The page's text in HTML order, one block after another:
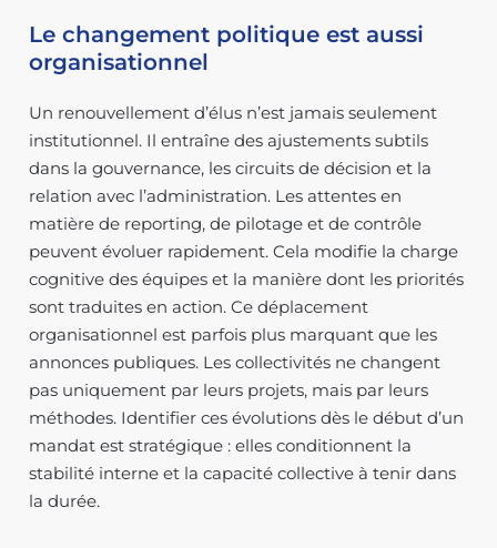
Le changement politique est aussi
organisationnel
Un renouvellement d’élus n’est jamais seulement
institutionnel. Il entraîne des ajustements subtils
dans la gouvernance, les circuits de décision et la
relation avec l’administration. Les attentes en
matière de reporting, de pilotage et de contrôle
peuvent évoluer rapidement. Cela modifie la charge
cognitive des équipes et la manière dont les priorités
sont traduites en action. Ce déplacement
organisationnel est parfois plus marquant que les
annonces publiques. Les collectivités ne changent
pas uniquement par leurs projets, mais par leurs
méthodes. Identifier ces évolutions dès le début d’un
mandat est stratégique : elles conditionnent la
stabilité interne et la capacité collective à tenir dans
la durée.